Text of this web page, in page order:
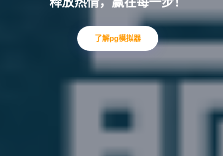
案例中心
了解pg模拟器
联络pg电子模拟器 服